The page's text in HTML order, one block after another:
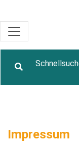
Impressum